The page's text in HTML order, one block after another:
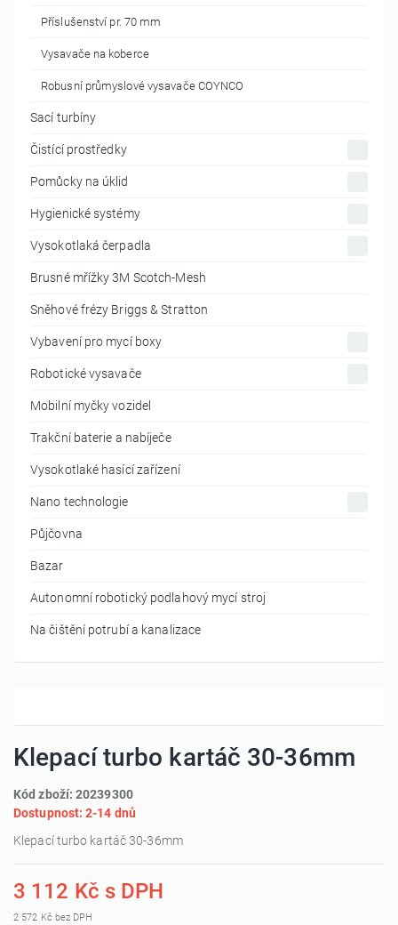
Příslušenství pr. 70 mm
Vysavače na koberce
Robusní průmyslové vysavače COYNCO
Sací turbíny
Čistící prostředky
Pomůcky na úklid
Hygienické systémy
Vysokotlaká čerpadla
Brusné mřížky 3M Scotch-Mesh
Sněhové frézy Briggs & Stratton
Vybavení pro mycí boxy
Robotické vysavače
Mobilní myčky vozidel
Trakční baterie a nabíječe
Vysokotlaké hasící zařízení
Nano technologie
Půjčovna
Bazar
Autonomní robotický podlahový mycí stroj
Na čištění potrubí a kanalizace
Klepací turbo kartáč 30-36mm
Kód zboží: 20239300
Dostupnost: 2-14 dnů
Klepací turbo kartáč 30-36mm
3 112 Kč s DPH
2 572 Kč bez DPH